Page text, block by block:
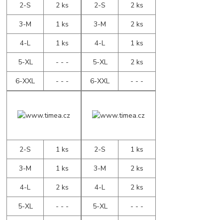
2-S
2 ks
3-M
1 ks
4-L
1 ks
5-XL
- - -
6-XXL
- - -
2-S
2 ks
3-M
2 ks
4-L
1 ks
5-XL
2 ks
6-XXL
- - -
2-S
1 ks
3-M
1 ks
4-L
2 ks
5-XL
- - -
2-S
1 ks
3-M
2 ks
4-L
2 ks
5-XL
- - -